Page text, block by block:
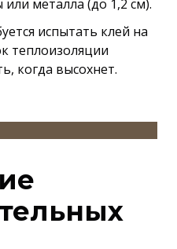
или металла (до 1,2 см).
испытать клей на
теплоизоляции
когда высохнет.